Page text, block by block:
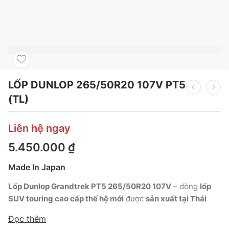
LỐP DUNLOP 265/50R20 107V PT5
(TL)
Liên hệ ngay
Made In Japan
5.450.000 ₫
Lốp Dunlop Grandtrek PT5 265/50R20 107V – dòng lốp
SUV touring cao cấp thế hệ mới được sản xuất tại Thái
và crossover cỡ lớn
Đọc thêm